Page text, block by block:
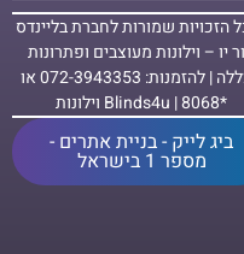
הזכויות שמורות לחברת בליינדס
יו – וילונות מעוצבים ופתרונות
הצללה | להזמנות: 072-3943353 או
*8068 | Blinds4u וילונות
ביג לייק - בניית אתרים -
מספר 1 בישראל